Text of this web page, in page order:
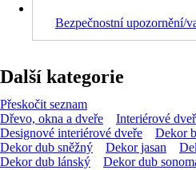
Bezpečnostní upozornění/
Další kategorie
Přeskočit seznam
Dřevo, okna a dveře
Interiérové
Designové interiérové dveře
Dekor
Dekor dub sněžný
Dekor jasan
Dekor dub lánský
Dekor dub